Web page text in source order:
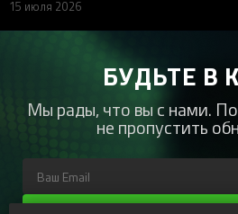
15 июля 2026
БУДЬТЕ В
Мы рады, что вы с нами.
не пропустить